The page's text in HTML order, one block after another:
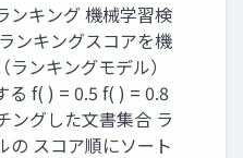
ンキング 機械学習検
ンキングスコアを機
ンキングモデル）
る f( ) = 0.5 f( ) = 0.8
ングした文書集合 ラ
の スコア順にソート